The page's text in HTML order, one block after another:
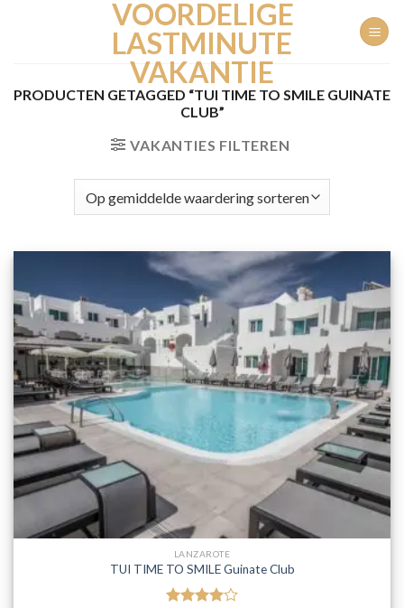
VOORDELIGE
LASTMINUTE
VAKANTIE
PRODUCTEN GETAGGED “TUI TIME TO SMILE GUINATE
CLUB”
VAKANTIES FILTEREN
LANZAROTE
TUI TIME TO SMILE Guinate Club